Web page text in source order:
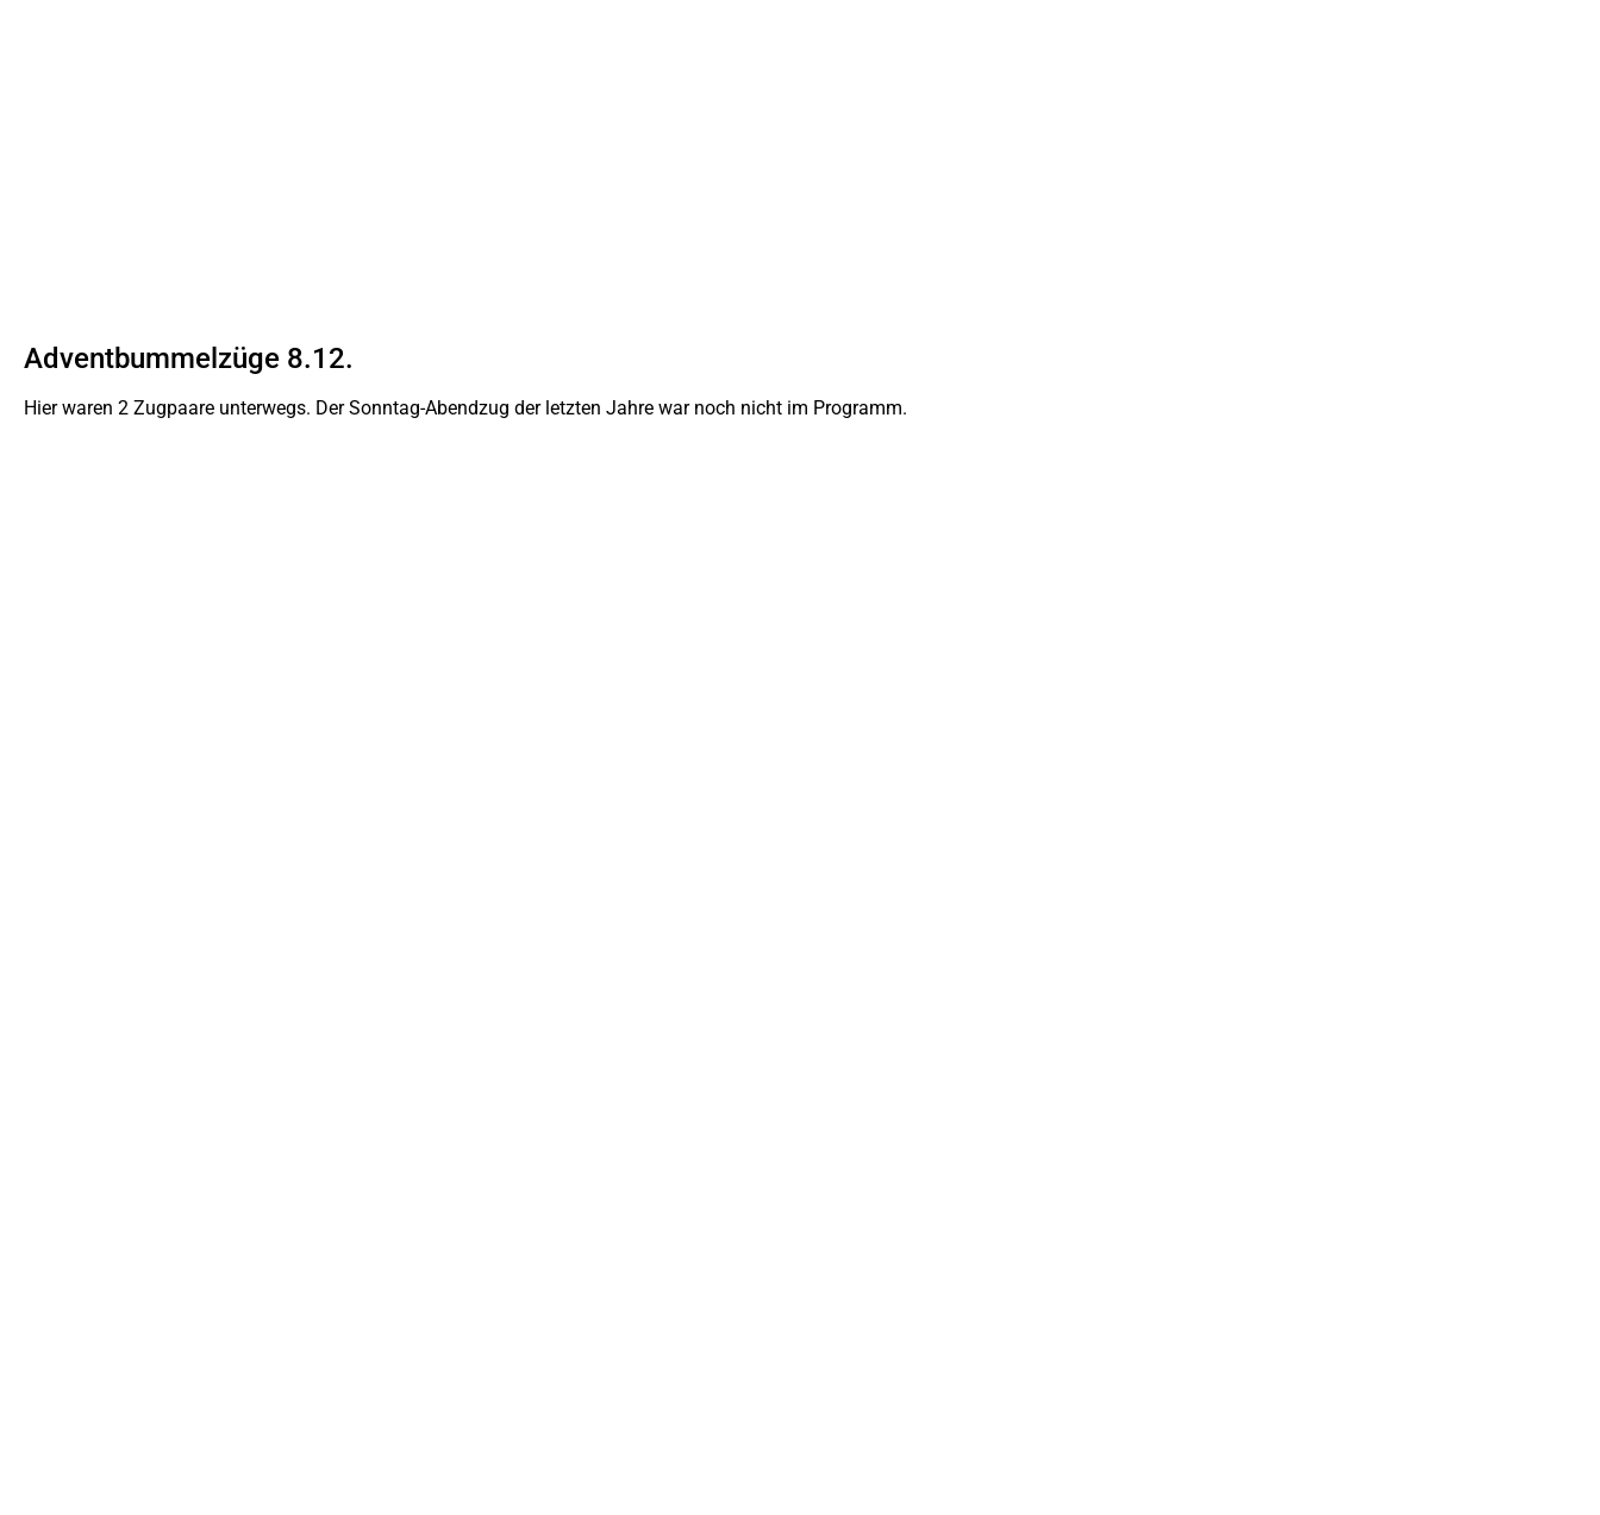
Adventbummelzüge 8.12.
Hier waren 2 Zugpaare unterwegs. Der Sonntag-Abendzug der letzten Jahre war noch nicht im Programm.